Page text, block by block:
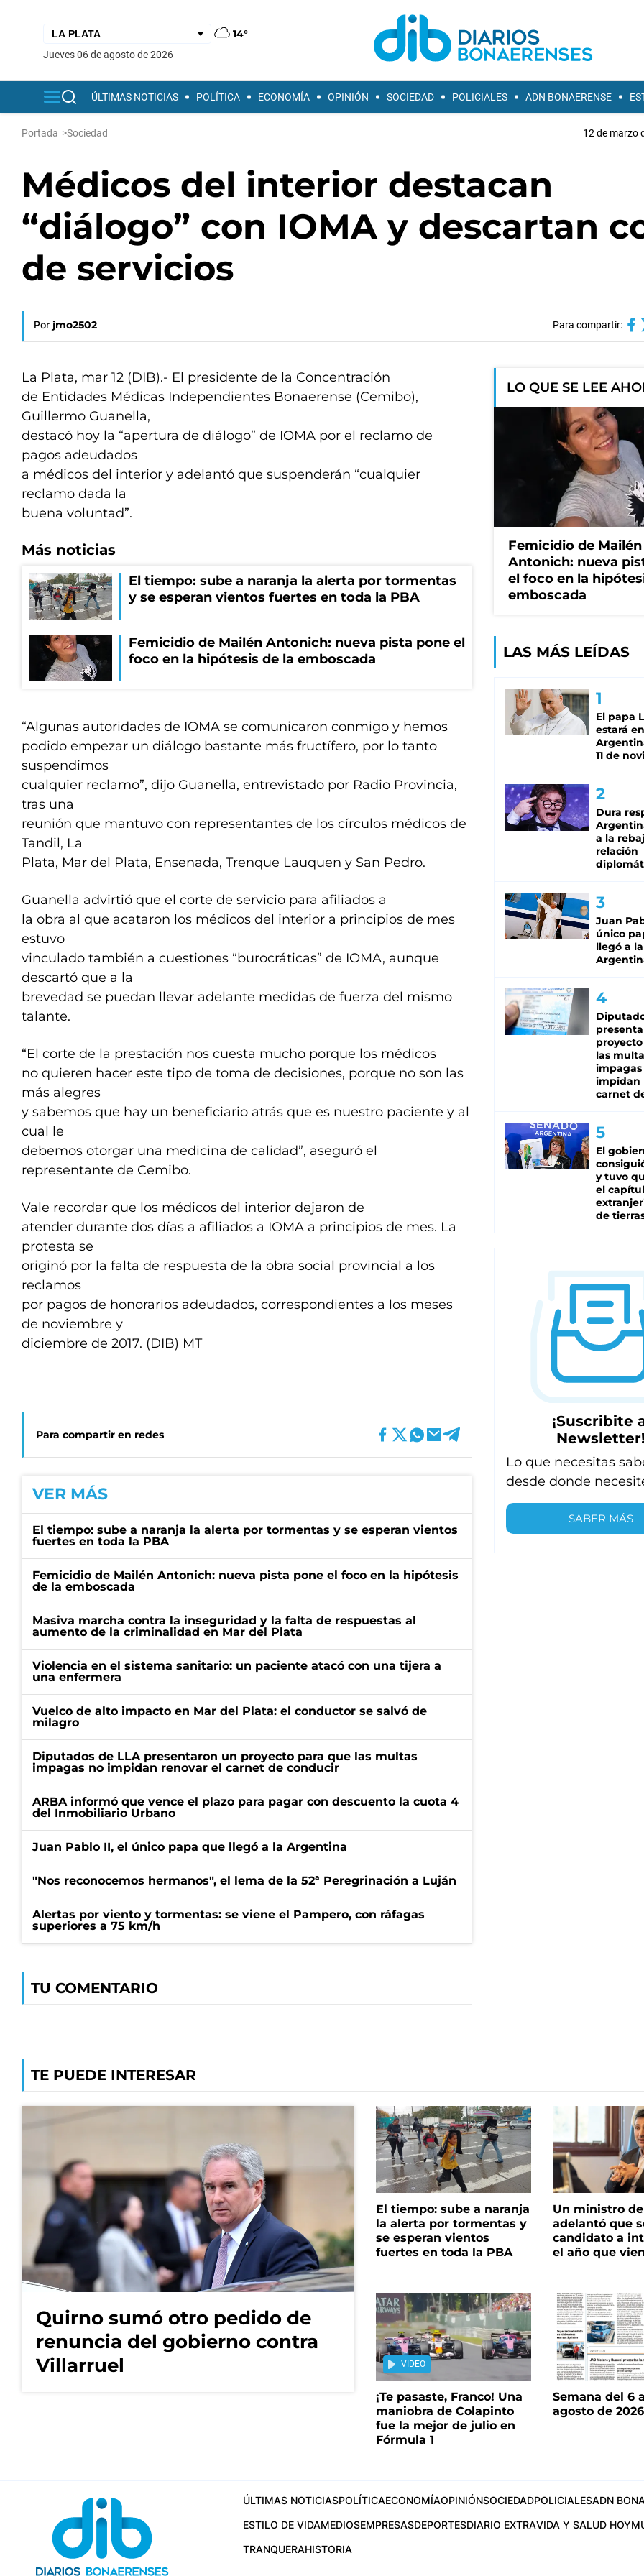
14°
jueves 06 de agosto de 2026
ÚLTIMAS NOTICIAS POLÍTICA ECONOMÍA OPINIÓN SOCIEDAD POLICIALES ADN BONAERENSE
Portada >Sociedad 12 de marzo
Médicos del interior destacan
“diálogo” con IOMA y descartan
de servicios
Por jmo2502 Para compartir:
La Plata, mar 12 (DIB).- El presidente de la Concentración
de Entidades Médicas Independientes Bonaerense (Cemibo),
Guillermo Guanella,
destacó hoy la “apertura de diálogo” de IOMA por el reclamo de
pagos adeudados
a médicos del interior y adelantó que suspenderán “cualquier
reclamo dada la
buena voluntad”.
Más noticias
El tiempo: sube a naranja la alerta por tormentas
y se esperan vientos fuertes en toda la PBA
Femicidio de Mailén Antonich: nueva pista pone el
foco en la hipótesis de la emboscada
“Algunas autoridades de IOMA se comunicaron conmigo y hemos
podido empezar un diálogo bastante más fructífero, por lo tanto
suspendimos
cualquier reclamo”, dijo Guanella, entrevistado por Radio Provincia,
tras una
reunión que mantuvo con representantes de los círculos médicos de
Tandil, La
Plata, Mar del Plata, Ensenada, Trenque Lauquen y San Pedro.
Guanella advirtió que el corte de servicio para afiliados a
la obra al que acataron los médicos del interior a principios de mes
estuvo
vinculado también a cuestiones “burocráticas” de IOMA, aunque
descartó que a la
brevedad se puedan llevar adelante medidas de fuerza del mismo
talante.
“El corte de la prestación nos cuesta mucho porque los médicos
no quieren hacer este tipo de toma de decisiones, porque no son las
más alegres
y sabemos que hay un beneficiario atrás que es nuestro paciente y al
cual le
debemos otorgar una medicina de calidad”, aseguró el
representante de Cemibo.
Vale recordar que los médicos del interior dejaron de
atender durante dos días a afiliados a IOMA a principios de mes. La
protesta se
originó por la falta de respuesta de la obra social provincial a los
reclamos
por pagos de honorarios adeudados, correspondientes a los meses
de noviembre y
diciembre de 2017. (DIB) MT
Para compartir en redes
VER MÁS
El tiempo: sube a naranja la alerta por tormentas y se esperan vientos
fuertes en toda la PBA
Femicidio de Mailén Antonich: nueva pista pone el foco en la hipótesis
de la emboscada
Masiva marcha contra la inseguridad y la falta de respuestas al
aumento de la criminalidad en Mar del Plata
Violencia en el sistema sanitario: un paciente atacó con una tijera a
una enfermera
Vuelco de alto impacto en Mar del Plata: el conductor se salvó de
milagro
Diputados de LLA presentaron un proyecto para que las multas
impagas no impidan renovar el carnet de conducir
ARBA informó que vence el plazo para pagar con descuento la cuota 4
del Inmobiliario Urbano
Juan Pablo II, el único papa que llegó a la Argentina
"Nos reconocemos hermanos", el lema de la 52ª Peregrinación a Luján
Alertas por viento y tormentas: se viene el Pampero, con ráfagas
superiores a 75 km/h
TU COMENTARIO
LO QUE SE LEE
Femicidio de Mailén
Antonich: nueva
el foco en la
emboscada
LAS MÁS LEÍDAS
El papa
estará
11 de
Dura
a la
relación
Juan
único
llegó a la
las
impagas
impidan
carnet
El
y tuvo
el
de
¡Suscribite
Newsletter!
Lo que necesitas
desde donde
SABER MÁS
TE PUEDE INTERESAR
Quirno sumó otro pedido de
renuncia del gobierno contra
Villarruel
El tiempo: sube a naranja
la alerta por tormentas y
se esperan vientos
fuertes en toda la PBA
Un ministro
adelantó que
candidato a
el año que
VIDEO
¡Te pasaste, Franco! Una
maniobra de Colapinto
fue la mejor de julio en
Fórmula 1
Semana del 6
agosto de 2026
ÚLTIMAS NOTICIASPOLÍTICAECONOMÍAOPINIÓNSOCIEDADPOLICIALESADN
ESTILO DE VIDAMEDIOSEMPRESASDEPORTESDIARIO EXTRAVIDA Y SALUD HOY
TRANQUERAHISTORIA